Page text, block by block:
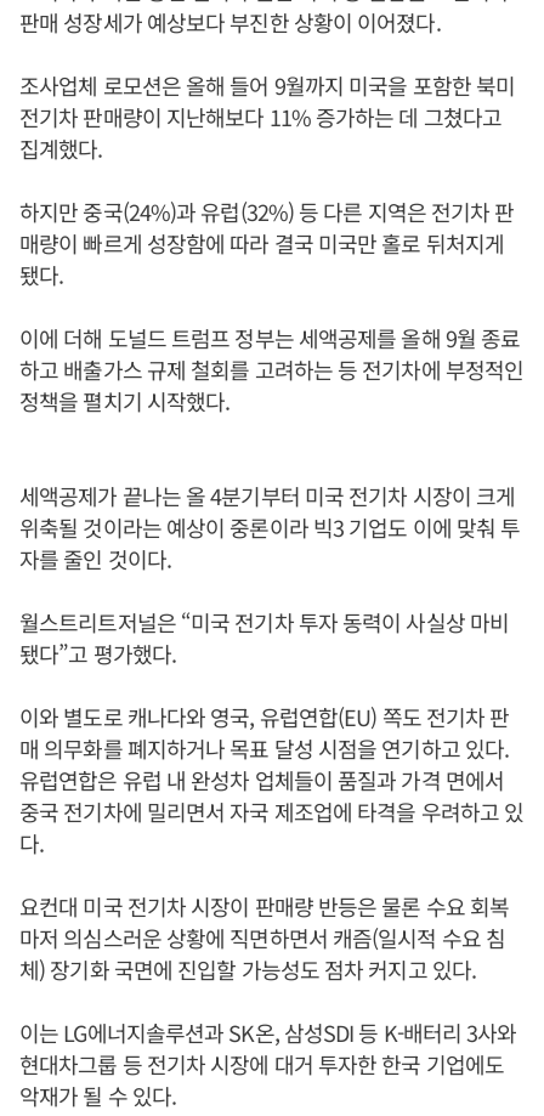
판매 성장세가 예상보다 부진한 상황이 이어졌다.
조사업체 로모션은 올해 들어 9월까지 미국을 포함한 북미
전기차 판매량이 지난해보다 11% 증가하는 데 그쳤다고
집계했다.
하지만 중국(24%)과 유럽(32%) 등 다른 지역은 전기차 판
매량이 빠르게 성장함에 따라 결국 미국만 홀로 뒤처지게
됐다.
이에 더해 도널드 트럼프 정부는 세액공제를 올해 9월 종료
하고 배출가스 규제 철회를 고려하는 등 전기차에 부정적인
정책을 펼치기 시작했다.
세액공제가 끝나는 올 4분기부터 미국 전기차 시장이 크게
위축될 것이라는 예상이 중론이라 빅3 기업도 이에 맞춰 투
자를 줄인 것이다.
월스트리트저널은 “미국 전기차 투자 동력이 사실상 마비
됐다”고 평가했다.
이와 별도로 캐나다와 영국, 유럽연합(EU) 쪽도 전기차 판
매 의무화를 폐지하거나 목표 달성 시점을 연기하고 있다.
유럽연합은 유럽 내 완성차 업체들이 품질과 가격 면에서
중국 전기차에 밀리면서 자국 제조업에 타격을 우려하고 있
다.
요컨대 미국 전기차 시장이 판매량 반등은 물론 수요 회복
마저 의심스러운 상황에 직면하면서 캐즘(일시적 수요 침
체) 장기화 국면에 진입할 가능성도 점차 커지고 있다.
이는 LG에너지솔루션과 SK온, 삼성SDI 등 K-배터리 3사와
현대차그룹 등 전기차 시장에 대거 투자한 한국 기업에도
악재가 될 수 있다.